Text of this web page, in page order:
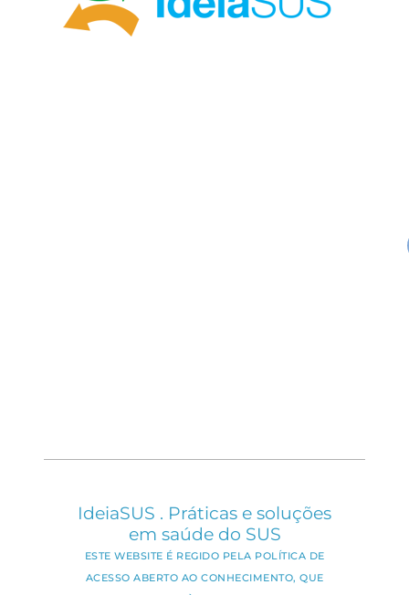
IdeiaSUS . Práticas e soluções
em saúde do SUS
ESTE WEBSITE É REGIDO PELA POLÍTICA DE
ACESSO ABERTO AO CONHECIMENTO, QUE